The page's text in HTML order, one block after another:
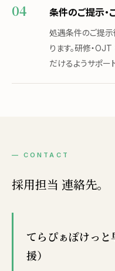
条件のご提示・
処遇条件のご提示
ります。研修・
だけるようサポー
— CONTACT
採用担当 連絡先。
てらぴぁぽけっ
援）